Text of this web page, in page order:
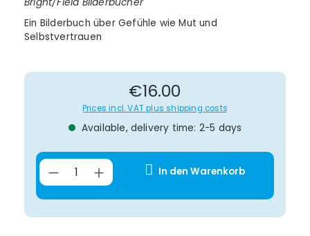
Ein Bilderbuch über Gefühle wie Mut und
Selbstvertrauen
Regular price:
€16.00
Prices incl. VAT plus shipping costs
Available, delivery time: 2-5 days
Product Quantity: Enter the
In den Warenkorb